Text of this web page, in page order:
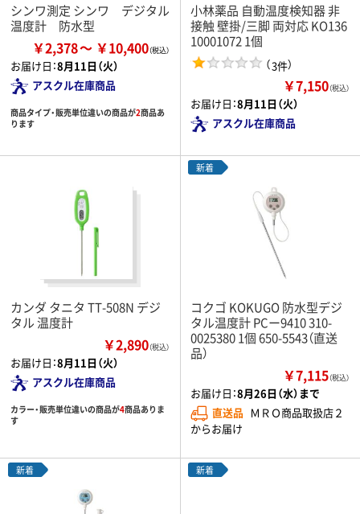
シンワ測定 シンワ デジタル
温度計 防水型
￥2,378 ￥10,400
お届け日：8月11日（火）
アスクル在庫商品
商品タイプ・販売単位違いの商品が2商品あ
ります
小林薬品 自動温度検知器 非
接触 壁掛/三脚 両対応 KO136
10001072 1個
（3件）
￥7,150（税込）
お届け日：8月11日（火）
アスクル在庫商品
カンダ タニタ TT-508N デジ
タル 温度計
￥2,890（税込）
お届け日：8月11日（火）
アスクル在庫商品
カラー・販売単位違いの商品が4商品ありま
す
新着
コクゴ KOKUGO 防水型デジ
タル温度計 PCー9410 310-
0025380 1個 650-5543（直送
品）
￥7,115（税込）
お届け日：8月26日（水）まで
直送品 ＭＲＯ商品取扱店２
からお届け
新着 新着